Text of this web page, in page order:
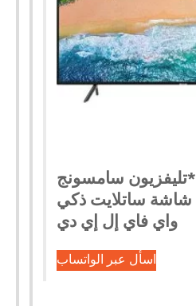
*تليفزيون سامسونج
124 شاشة ساتلايت ذكي
واي فاي إل إي دي
اسأل عبر الواتساب